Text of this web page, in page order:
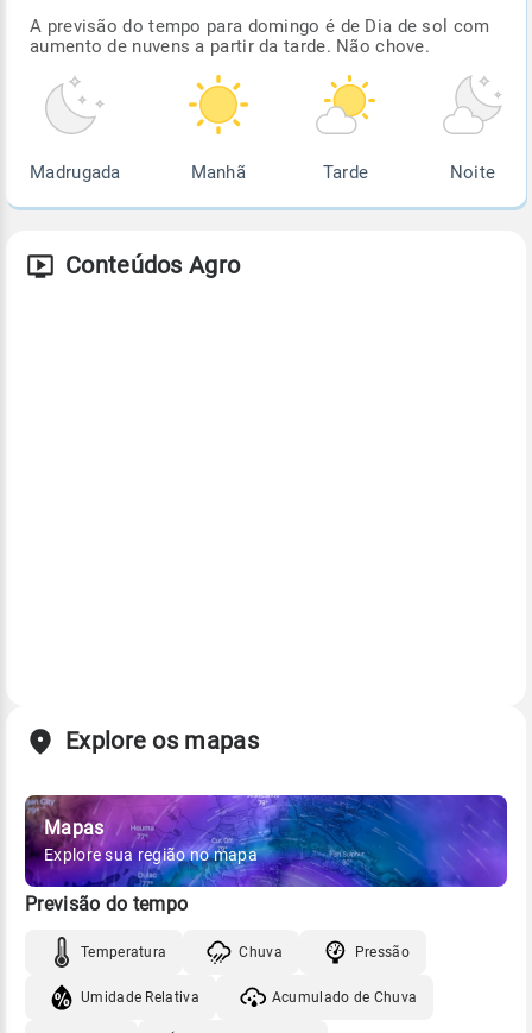
A previsão do tempo para domingo é de Dia de sol com
aumento de nuvens a partir da tarde. Não chove.
Madrugada Manhã Tarde Noite
Conteúdos Agro
Explore os mapas
Mapas
Explore sua região no mapa
Previsão do tempo
Temperatura Chuva Pressão
Umidade Relativa Acumulado de Chuva